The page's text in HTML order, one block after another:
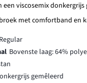
een viscosemix donkergrijs
met comfortband en
Regular
Bovenste laag: 64%
gemêleerd